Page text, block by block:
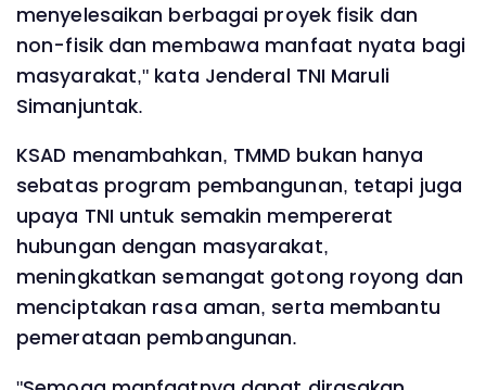
menyelesaikan berbagai proyek fisik dan
non-fisik dan membawa manfaat nyata bagi
masyarakat," kata Jenderal TNI Maruli
Simanjuntak.
KSAD menambahkan, TMMD bukan hanya
sebatas program pembangunan, tetapi juga
upaya TNI untuk semakin mempererat
hubungan dengan masyarakat,
meningkatkan semangat gotong royong dan
menciptakan rasa aman, serta membantu
pemerataan pembangunan.